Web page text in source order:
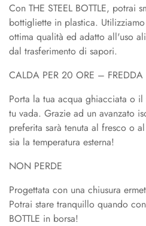
Con THE STEEL BOTTLE, potrai
bottigliette in plastica.
ottima qualità ed adatto all'uso
dal trasferimento di sapori.
CALDA PER 20 ORE – FREDDA
Porta la tua acqua ghiacciata o
tu vada. Grazie ad un avanzato
preferita sarà tenuta al fresco o
sia la temperatura esterna!
NON PERDE
Progettata con una chiusura
Potrai stare tranquillo quando
BOTTLE in borsa!